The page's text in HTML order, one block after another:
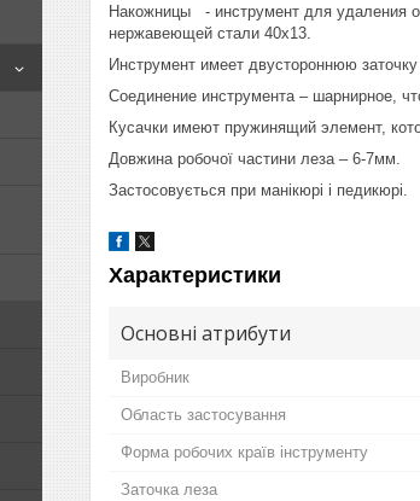
Накожницы - инструмент для удаления
нержавеющей стали 40х13.
Инструмент имеет двустороннюю
Соединение инструмента – шарнирное,
Кусачки имеют пружинящий элемент,
Довжина робочої частини леза – 6-7мм.
Застосовується при манікюрі і педикюрі.
Характеристики
Основні атрибути
Виробник
Область застосування
Форма робочих країв інструменту
Заточка леза